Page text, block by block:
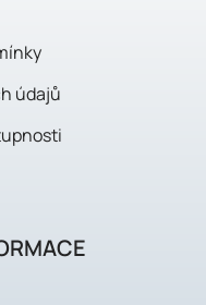
údajů